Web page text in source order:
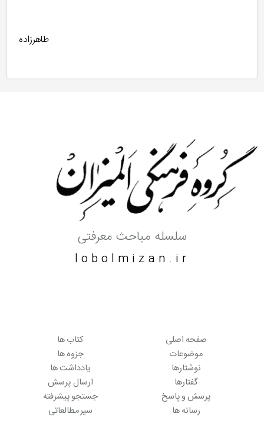
طاهرزاده
سلسله مباحث معرفتی
lobolmizan.ir
صفحه اصلی
موضوعات
نوشتارها
گفتارها
پرسش و پاسخ
رسانه ها
کتاب ها
جزوه ها
یادداشت ها
ارسال پرسش
جستجو پیشرفته
سیر مطالعاتی